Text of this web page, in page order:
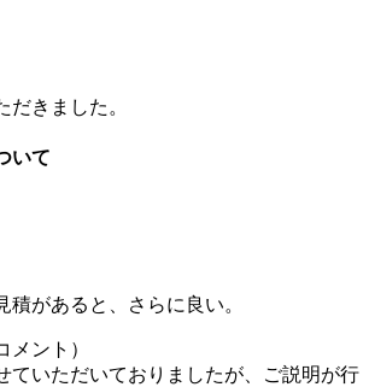
だきました。
いて
積があると、さらに良い。
メント）
ていただいておりましたが、ご説明が行